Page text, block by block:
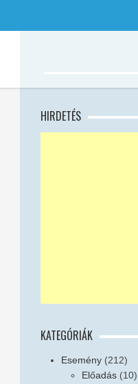
HIRDETÉS
KATEGÓRIÁK
Esemény (212)
Előadás (10)